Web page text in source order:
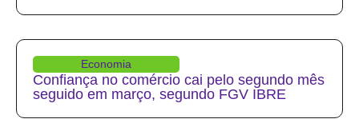
Economia
Confiança no comércio cai pelo segundo mês
seguido em março, segundo FGV IBRE